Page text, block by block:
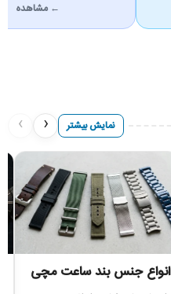
← مشاهده
نمایش بیشتر ‹
›
انواع جنس بند ساعت مچی